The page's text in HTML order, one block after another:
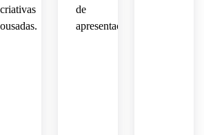
criativas
ousadas.
de
apresentação.